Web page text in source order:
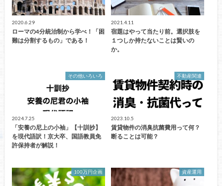
2020.6.29
ローマの4分統治制から学べ！「困
難は分割するもの」である！
2021.4.11
宿題はやって当たり前。選択肢を
１つしか持たないことは賢いの
か。
その他いろいろ
2024.7.25
「安養の尼上の小袖」【十訓抄】
を現代語訳！京大卒、国語教員免
許保持者が解説！
不動産関連
2023.10.5
賃貸物件の消臭抗菌費用って何？
断ることは可能？
100万円企画 資産運用